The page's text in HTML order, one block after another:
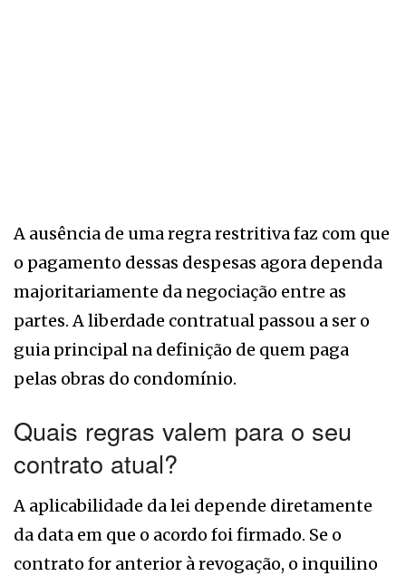
A ausência de uma regra restritiva faz com que
o pagamento dessas despesas agora dependa
majoritariamente da negociação entre as
partes. A liberdade contratual passou a ser o
guia principal na definição de quem paga
pelas obras do condomínio.
Quais regras valem para o seu
contrato atual?
A aplicabilidade da lei depende diretamente
da data em que o acordo foi firmado. Se o
contrato for anterior à revogação, o inquilino